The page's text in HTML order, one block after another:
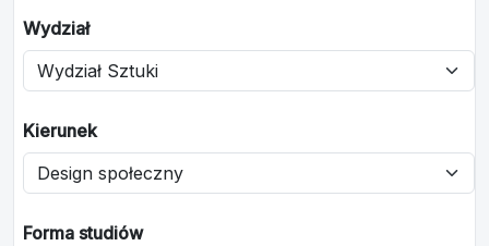
Wydział
Kierunek
Forma studiów